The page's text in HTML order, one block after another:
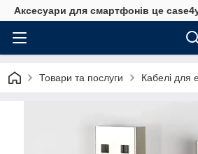
Аксесуари для смартфонів це
Товари та послуги Кабелі для